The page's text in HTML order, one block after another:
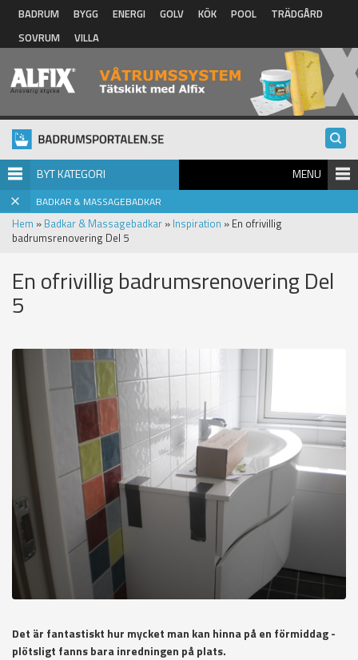
Hoppa till huvudinnehåll
BADRUM BYGG ENERGI GOLV KÖK POOL
TRÄDGÅRD
SOVRUM
VILLA
BYT KATEGORI MENU
BADKAR & MASSAGEBADKAR
Hem » Badkar & Massagebadkar » Inspiration » En ofrivillig
badrumsrenovering Del 5
En ofrivillig badrumsrenovering Del
5
Det är fantastiskt hur mycket man kan hinna på en förmiddag -
plötsligt fanns bara inredningen på plats.